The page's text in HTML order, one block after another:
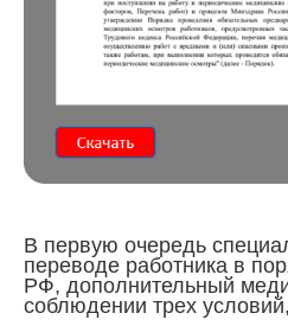
В первую очередь
переводе работника в
РФ, дополнительный
соблюдении трех